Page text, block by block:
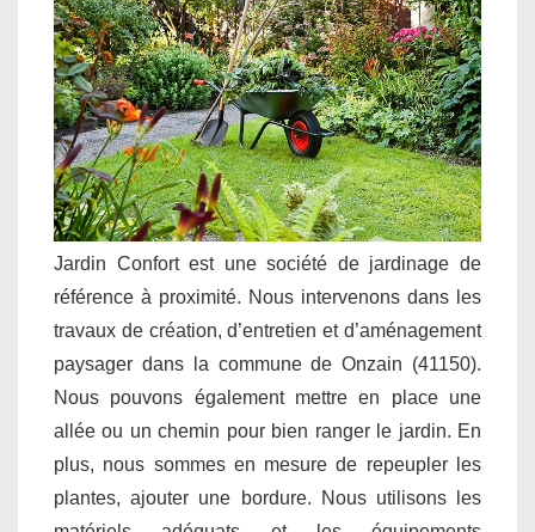
Jardin Confort est une société de jardinage de
référence à proximité. Nous intervenons dans les
travaux de création, d’entretien et d’aménagement
paysager dans la commune de Onzain (41150).
Nous pouvons également mettre en place une
allée ou un chemin pour bien ranger le jardin. En
plus, nous sommes en mesure de repeupler les
plantes, ajouter une bordure. Nous utilisons les